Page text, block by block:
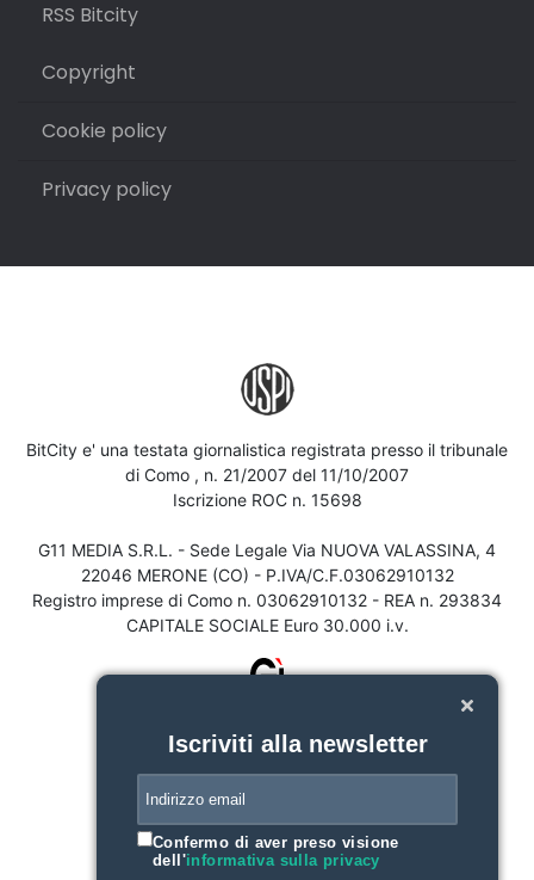
RSS Bitcity
Copyright
Cookie policy
Privacy policy
BitCity e' una testata giornalistica registrata presso il tribunale
di Como , n. 21/2007 del 11/10/2007
Iscrizione ROC n. 15698
G11 MEDIA S.R.L. - Sede Legale Via NUOVA VALASSINA, 4
22046 MERONE (CO) - P.IVA/C.F.03062910132
Registro imprese di Como n. 03062910132 - REA n. 293834
CAPITALE SOCIALE Euro 30.000 i.v.
Iscriviti alla newsletter
Confermo di aver preso visione
dell'informativa sulla privacy